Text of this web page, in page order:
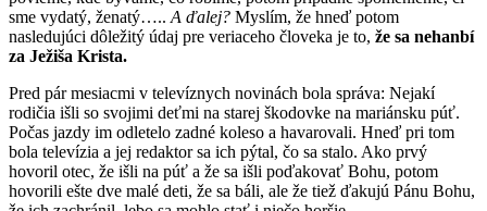
sme vydatý, ženatý….. A ďalej? Myslím, že hneď potom
nasledujúci dôležitý údaj pre veriaceho človeka je to, že sa nehanbí
za Ježiša Krista.
Pred pár mesiacmi v televíznych novinách bola správa: Nejakí
rodičia išli so svojimi deťmi na starej škodovke na mariánsku púť.
Počas jazdy im odletelo zadné koleso a havarovali. Hneď pri tom
bola televízia a jej redaktor sa ich pýtal, čo sa stalo. Ako prvý
hovoril otec, že išli na púť a že sa išli poďakovať Bohu, potom
hovorili ešte dve malé deti, že sa báli, ale že tiež ďakujú Pánu Bohu,